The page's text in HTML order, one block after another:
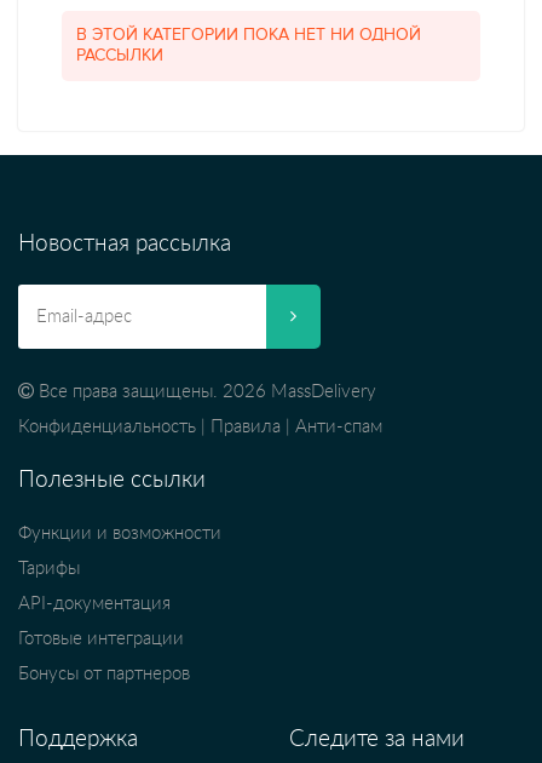
В ЭТОЙ КАТЕГОРИИ ПОКА НЕТ НИ ОДНОЙ
РАССЫЛКИ
Новостная рассылка
Все права защищены. 2026 MassDelivery
Конфиденциальность
Правила Анти-спам
Полезные ссылки
Функции и возможности
Тарифы
API-документация
Готовые интеграции
Бонусы от партнеров
Поддержка Следите за нами